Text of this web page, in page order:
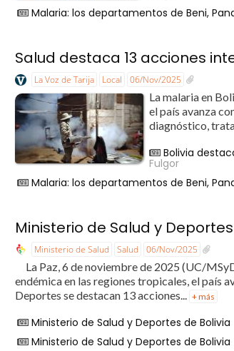
Malaria: los departamentos de Beni,
Salud destaca 13 acciones
La Voz de Tarija Local 06/Nov/2025
La malaria en
el país avanza
diagnóstico,
Bolivia
Fulgor
Malaria: los departamentos de Beni,
Ministerio de Salud y
Ministerio de Salud Salud 06/Nov/2025
La Paz, 6 de noviembre de 2025 (UC/
endémica en las regiones tropicales, el país
Deportes se destacan 13 acciones... + más
Ministerio de Salud y Deportes de Bolivia
Ministerio de Salud y Deportes de Bolivia